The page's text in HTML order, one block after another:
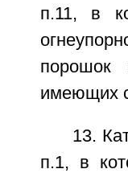
п.11, в
порошок
имеющих
13.
п.1, в